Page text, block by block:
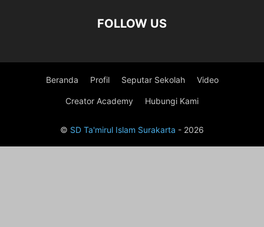
FOLLOW US
Beranda Profil Seputar Sekolah Video
Creator Academy Hubungi Kami
© SD Ta'mirul Islam Surakarta - 2026